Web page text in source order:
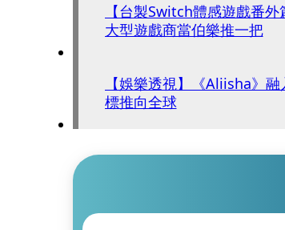
【台製Switch體感遊戲番
大型遊戲商當伯樂推一把
【娛樂透視】《Aliisha》
標推向全球